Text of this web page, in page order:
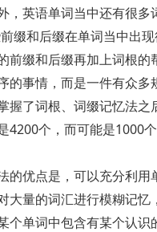
英语单词当中还有很多
缀和后缀在单词当中出现
前缀和后缀再加上词根的
的事情，而是一件有众多
握了词根、词缀记忆法之
4200个，而可能是1000
优点是，可以充分利用
大量的词汇进行模糊记忆
个单词中包含有某个认识